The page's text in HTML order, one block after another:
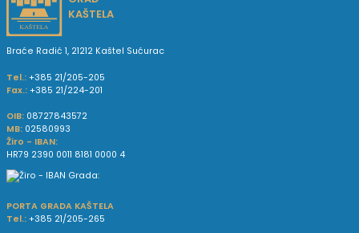
KAŠTELA
Braće Radić 1, 21212 Kaštel Sućurac
Tel.: +385 21/205-205
Fax.: +385 21/224-201
OIB: 08727843572
MB: 02580993
Žiro - IBAN:
HR79 2390 0011 8181 0000 4
PORTA GRADA KAŠTELA
Tel.: +385 21/205-265